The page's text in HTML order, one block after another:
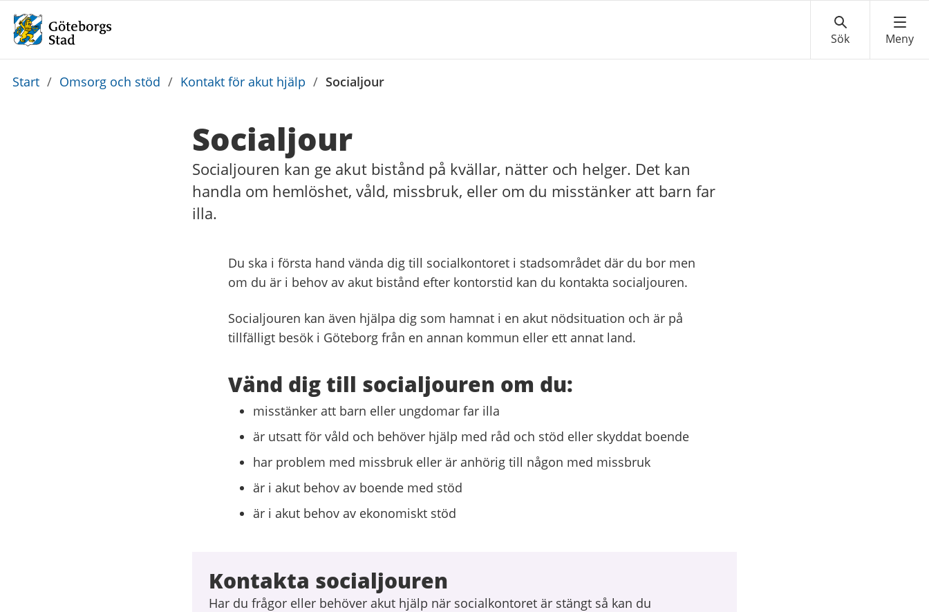
Du
Start / Omsorg och stöd / Kontakt för akut hjälp / Socialjour
Socialjour
Socialjouren kan ge akut bistånd på kvällar, nätter och helger. Det kan
handla om hemlöshet, våld, missbruk, eller om du misstänker att barn far
illa.
Du ska i första hand vända dig till socialkontoret i stadsområdet där du bor men
om du är i behov av akut bistånd efter kontorstid kan du kontakta socialjouren.
Socialjouren kan även hjälpa dig som hamnat i en akut nödsituation och är på
tillfälligt besök i Göteborg från en annan kommun eller ett annat land.
Vänd dig till socialjouren om du:
misstänker att barn eller ungdomar far illa
är utsatt för våld och behöver hjälp med råd och stöd eller skyddat boende
har problem med missbruk eller är anhörig till någon med missbruk
är i akut behov av boende med stöd
är i akut behov av ekonomiskt stöd
Kontakta socialjouren
Har du frågor eller behöver akut hjälp när socialkontoret är stängt så kan du